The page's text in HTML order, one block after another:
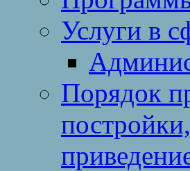
Услуги в
Порядок